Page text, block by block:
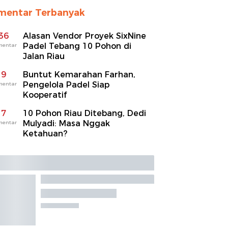
Terbanyak
Alasan Vendor Proyek SixNine
Padel Tebang 10 Pohon di
Jalan Riau
9
Buntut Kemarahan Farhan,
Pengelola Padel Siap
Kooperatif
7
10 Pohon Riau Ditebang, Dedi
Mulyadi: Masa Nggak
Ketahuan?